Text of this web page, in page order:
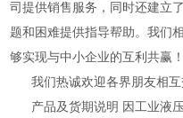
司提供销售服务，同时还建立
题和困难提供指导帮助。我们
够实现与中小企业的互利共赢！
我们热诚欢迎各界朋友相互
产品及货期说明 因工业液压